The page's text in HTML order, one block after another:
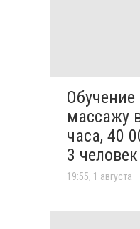
массажу
часа, 40
3 человек
19:55, 1 августа